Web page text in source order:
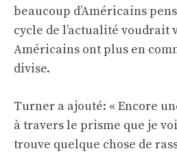
beaucoup d’Américains
cycle de l’actualité voudrait
Américains ont plus en
divise.
Turner a ajouté: « Encore
à travers le prisme que je
trouve quelque chose de